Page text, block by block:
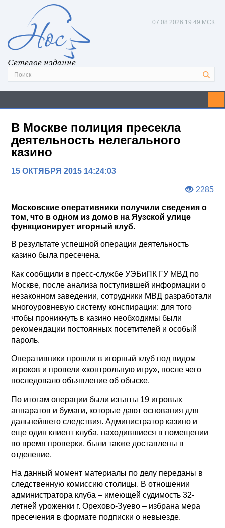
Сетевое издание
07.08.2026 19:49 МСК
В Москве полиция пресекла
деятельность нелегального
казино
15 ОКТЯБРЯ 2015 14:24:03
2285
Московские оперативники получили сведения о
том, что в одном из домов на Яузской улице
функционирует игорный клуб.
В результате успешной операции деятельность
казино была пресечена.
Как сообщили в пресс-службе УЭБиПК ГУ МВД по
Москве, после анализа поступившей информации о
незаконном заведении, сотрудники МВД разработали
многоуровневую систему конспирации: для того
чтобы проникнуть в казино необходимы были
рекомендации постоянных посетителей и особый
пароль.
Оперативники прошли в игорный клуб под видом
игроков и провели «контрольную игру», после чего
последовало объявление об обыске.
По итогам операции были изъяты 19 игровых
аппаратов и бумаги, которые дают основания для
дальнейшего следствия. Администратор казино и
еще один клиент клуба, находившиеся в помещении
во время проверки, были также доставлены в
отделение.
На данный момент материалы по делу переданы в
следственную комиссию столицы. В отношении
администратора клуба – имеющей судимость 32-
летней уроженки г. Орехово-Зуево – избрана мера
пресечения в формате подписки о невыезде.